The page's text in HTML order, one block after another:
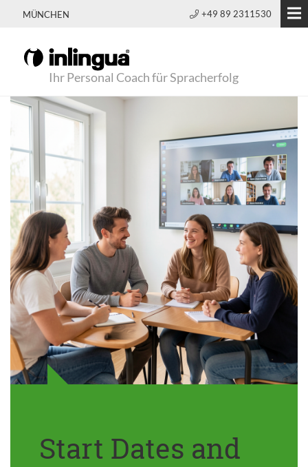
MÜNCHEN +49 89 2311530
Ihr Personal Coach für Spracherfolg
Start Dates and